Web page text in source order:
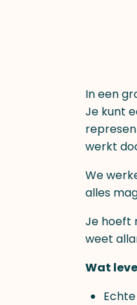
In een
Je kunt
werkt
We
alles
Je hoeft
weet
Wat